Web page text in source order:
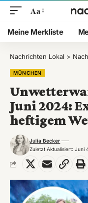
Aa
Meine Merkliste
Nachrichten Lokal >
MÜNCHEN
Juni 2024:
heftigem
Zuletzt Aktualisiert: Juni
Julia Becker